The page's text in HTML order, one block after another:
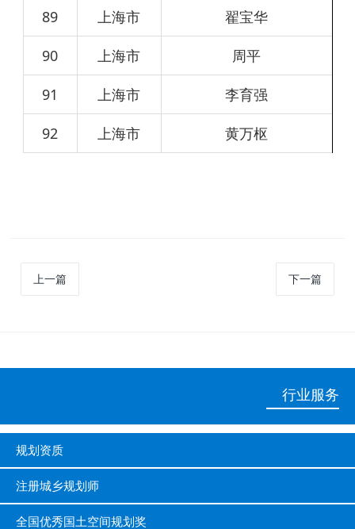
89 上海市 翟宝华
90 上海市 周平
91 上海市 李育强
92 上海市 黄万枢
上一篇 下一篇
行业服务
规划资质
注册城乡规划师
全国优秀国土空间规划奖